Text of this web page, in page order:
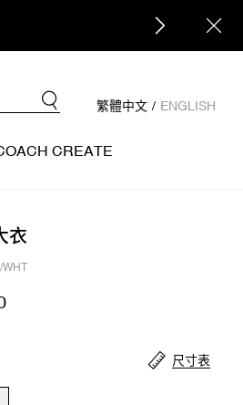
繁體中文 / ENGLISH
CREATE
衣
WHT
尺寸表